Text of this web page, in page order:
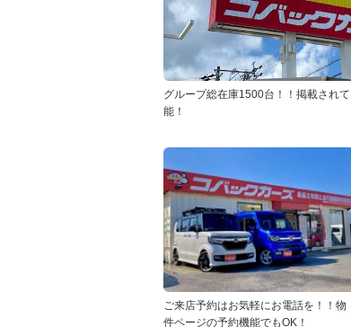
グループ総在庫1500台！！掲載され
能！
ご来店予約はお気軽にお電話を！！物
件ページの予約機能でもOK！